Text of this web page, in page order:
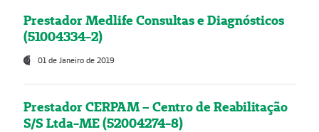
Prestador Medlife Consultas e Diagnósticos
(51004334-2)
01 de Janeiro de 2019
Prestador CERPAM – Centro de Reabilitação
S/S Ltda-ME (52004274-8)